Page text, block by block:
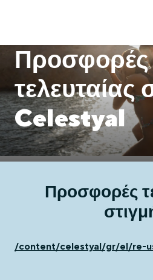
Προσφορές
τελευταίας
Celestyal
Προσφορές
/content/celestyal/gr/el/re-